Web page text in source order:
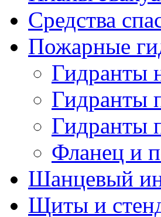
Средства
Пожарные
Гидранты
Гидранты
Гидранты
Фланец и
Шанцевый
Щиты и